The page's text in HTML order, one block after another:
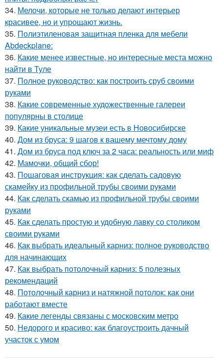
34. Мелочи, которые не только делают интерьер
красивее, но и упрощают жизнь.
35. Полиэтиленовая защитная пленка для мебели
Abdeckplane:
36. Какие менее известные, но интересные места можно
найти в Туле
37. Полное руководство: как построить сруб своими
руками
38. Какие современные художественные галереи
популярны в столице
39. Какие уникальные музеи есть в Новосибирске
40. Дом из бруса: 9 шагов к вашему мечтому дому
41. Дом из бруса под ключ за 2 часа: реальность или миф
42. Мамочки, общий сбор!
43. Пошаговая инструкция: как сделать садовую
скамейку из профильной трубы своими руками
44. Как сделать скамью из профильной трубы своими
руками
45. Как сделать простую и удобную лавку со столиком
своими руками
46. Как выбрать идеальный карниз: полное руководство
для начинающих
47. Как выбрать потолочный карниз: 5 полезных
рекомендаций
48. Потолочный карниз и натяжной потолок: как они
работают вместе
49. Какие легенды связаны с московским метро
50. Недорого и красиво: как благоустроить дачный
участок с умом